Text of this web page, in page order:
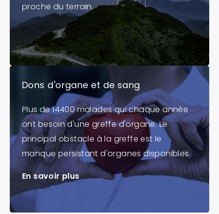
proche du terrain.
Dons d'organe et de sang
Plus de 14400 malades qui chaque année
ont besoin d'une greffe d'organe. Le
principal obstacle à la greffe est le
manque persistant d'organes disponibles.
En savoir plus